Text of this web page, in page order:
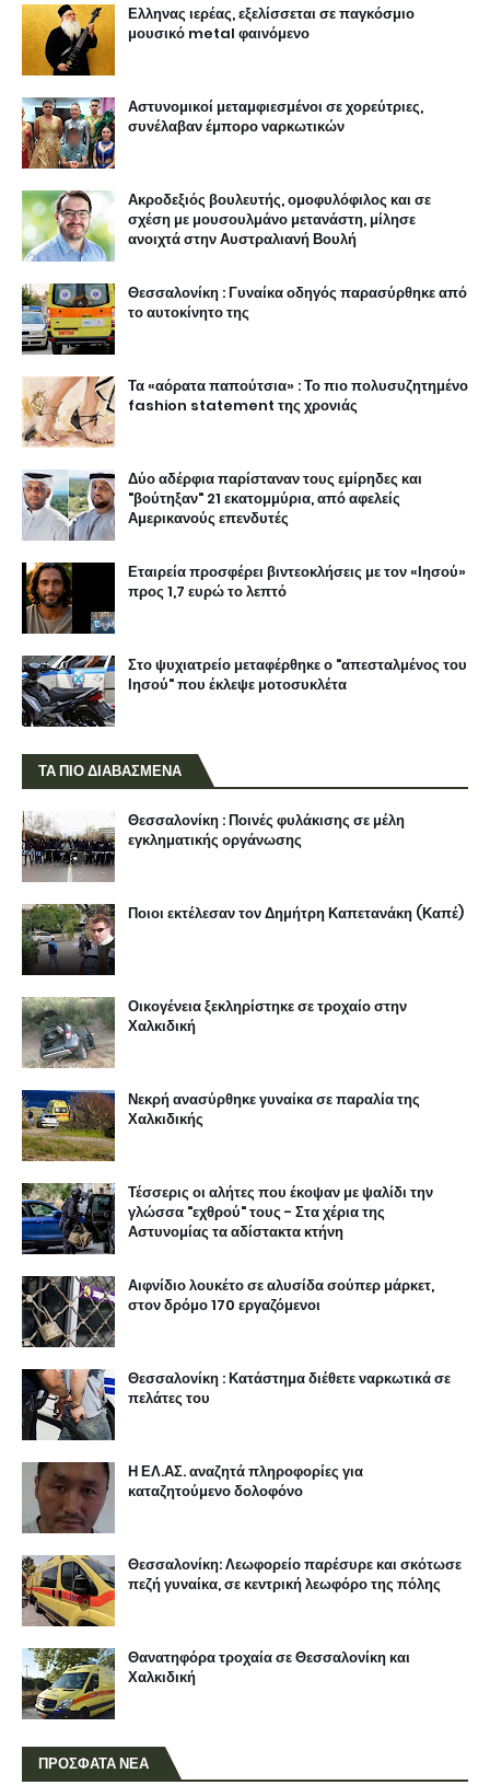
Ελληνας ιερέας, εξελίσσεται σε παγκόσμιο
μουσικό metal φαινόμενο
Αστυνομικοί μεταμφιεσμένοι σε χορεύτριες,
συνέλαβαν έμπορο ναρκωτικών
Ακροδεξιός βουλευτής, ομοφυλόφιλος και σε
σχέση με μουσουλμάνο μετανάστη, μίλησε
ανοιχτά στην Αυστραλιανή Βουλή
Θεσσαλονίκη : Γυναίκα οδηγός παρασύρθηκε από
το αυτοκίνητο της
Τα «αόρατα παπούτσια» : Το πιο πολυσυζητημένο
fashion statement της χρονιάς
Δύο αδέρφια παρίσταναν τους εμίρηδες και
"βούτηξαν" 21 εκατομμύρια, από αφελείς
Αμερικανούς επενδυτές
Εταιρεία προσφέρει βιντεοκλήσεις με τον «Ιησού»
προς 1,7 ευρώ το λεπτό
Στο ψυχιατρείο μεταφέρθηκε ο "απεσταλμένος του
Ιησού" που έκλεψε μοτοσυκλέτα
ΤΑ ΠΙΟ ΔΙΑΒΑΣΜΕΝΑ
Θεσσαλονίκη : Ποινές φυλάκισης σε μέλη
εγκληματικής οργάνωσης
Ποιοι εκτέλεσαν τον Δημήτρη Καπετανάκη (Καπέ)
Οικογένεια ξεκληρίστηκε σε τροχαίο στην
Χαλκιδική
Νεκρή ανασύρθηκε γυναίκα σε παραλία της
Χαλκιδικής
Τέσσερις οι αλήτες που έκοψαν με ψαλίδι την
γλώσσα "εχθρού" τους - Στα χέρια της
Αστυνομίας τα αδίστακτα κτήνη
Αιφνίδιο λουκέτο σε αλυσίδα σούπερ μάρκετ,
στον δρόμο 170 εργαζόμενοι
Θεσσαλονίκη : Κατάστημα διέθετε ναρκωτικά σε
πελάτες του
Η ΕΛ.ΑΣ. αναζητά πληροφορίες για
καταζητούμενο δολοφόνο
Θεσσαλονίκη: Λεωφορείο παρέσυρε και σκότωσε
πεζή γυναίκα, σε κεντρική λεωφόρο της πόλης
Θανατηφόρα τροχαία σε Θεσσαλονίκη και
Χαλκιδική
ΠΡΟΣΦΑΤΑ ΝΕΑ